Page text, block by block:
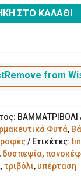
ΣΤΟ ΚΑΛΆΘΙ
Remove from
ΒΑΜΜΑΤΡΙΒΟΛΙ
Φυτά,
Ετικέτες:
δυσπεψία,
,τριβόλι, υπέρταση